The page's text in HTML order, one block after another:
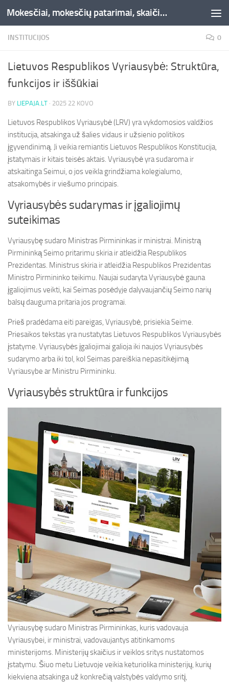
Skip to content Mokesčiai, mokesčių patarimai, skaičiuoklės, straipsniai -Liepaja.lt
INSTITUCIJOS 0
Lietuvos Respublikos Vyriausybė: Struktūra,
funkcijos ir iššūkiai
BY LIEPAJA.LT · 2025 22 KOVO
Lietuvos Respublikos Vyriausybė (LRV) yra vykdomosios valdžios
institucija, atsakinga už šalies vidaus ir užsienio politikos
įgyvendinimą. Ji veikia remiantis Lietuvos Respublikos Konstitucija,
įstatymais ir kitais teisės aktais. Vyriausybė yra sudaroma ir
atskaitinga Seimui, o jos veikla grindžiama kolegialumo,
atsakomybės ir viešumo principais.
Vyriausybės sudarymas ir įgaliojimų
suteikimas
Vyriausybę sudaro Ministras Pirmininkas ir ministrai. Ministrą
Pirmininką Seimo pritarimu skiria ir atleidžia Respublikos
Prezidentas. Ministrus skiria ir atleidžia Respublikos Prezidentas
Ministro Pirmininko teikimu. Naujai sudaryta Vyriausybė gauna
įgaliojimus veikti, kai Seimas posėdyje dalyvaujančių Seimo narių
balsų dauguma pritaria jos programai.
Prieš pradėdama eiti pareigas, Vyriausybė, prisiekia Seime.
Priesaikos tekstas yra nustatytas Lietuvos Respublikos Vyriausybės
įstatyme. Vyriausybės įgaliojimai galioja iki naujos Vyriausybės
sudarymo arba iki tol, kol Seimas pareiškia nepasitikėjimą
Vyriausybe ar Ministru Pirmininku.
Vyriausybės struktūra ir funkcijos
Vyriausybę sudaro Ministras Pirmininkas, kuris vadovauja
Vyriausybei, ir ministrai, vadovaujantys atitinkamoms
ministerijoms. Ministerijų skaičius ir veiklos sritys nustatomos
įstatymu. Šiuo metu Lietuvoje veikia keturiolika ministerijų, kurių
kiekviena atsakinga už konkrečią valstybės valdymo sritį,